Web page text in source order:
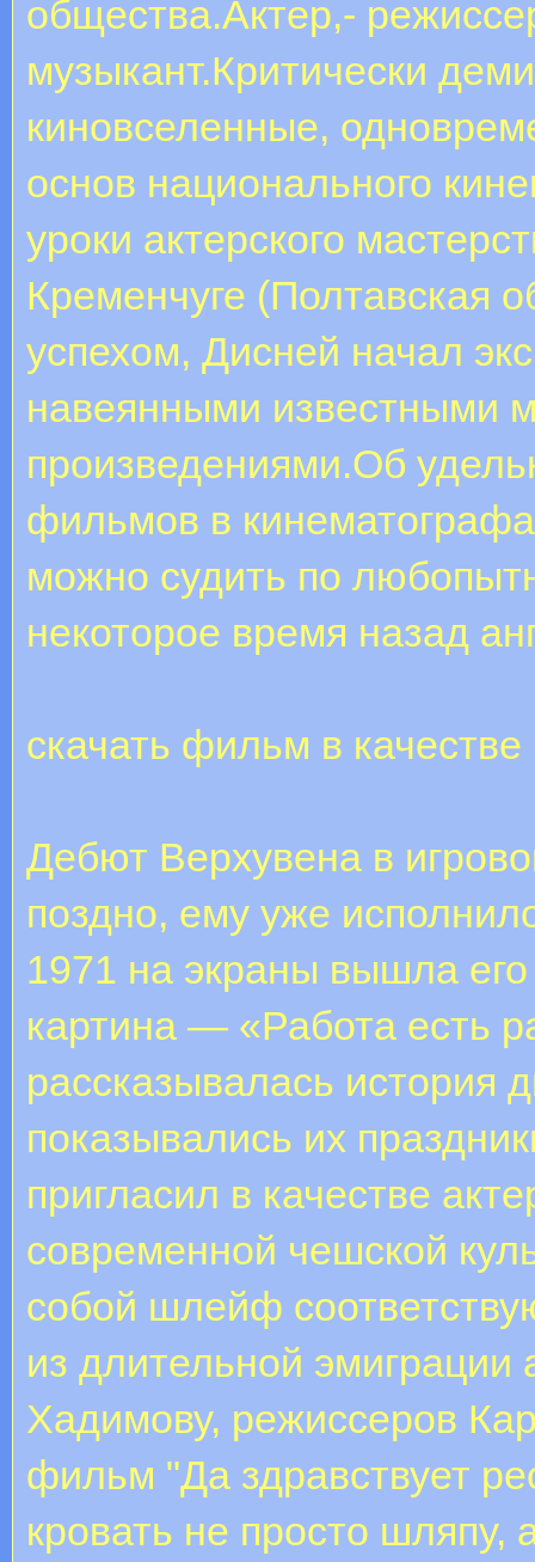
общества.Актер,-
музыкант.Критически
киновселенные,
основ национального
уроки актерского
Кременчуге (Полтавская
успехом, Дисней начал
навеянными известными
произведениями.Об
фильмов в
можно судить по
некоторое время назад
скачать фильм в качестве
Дебют Верхувена в
поздно, ему уже
1971 на экраны вышла
картина — «Работа есть
рассказывалась история
показывались их
пригласил в качестве
современной чешской
собой шлейф
из длительной
Хадимову, режиссеров
фильм "Да здравствует
кровать не просто